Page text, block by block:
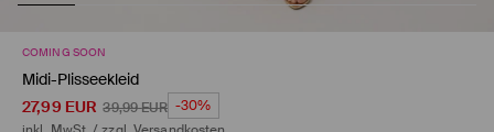
COMING SOON
Midi-Plisseekleid
27,99 EUR 39,99EUR -30%